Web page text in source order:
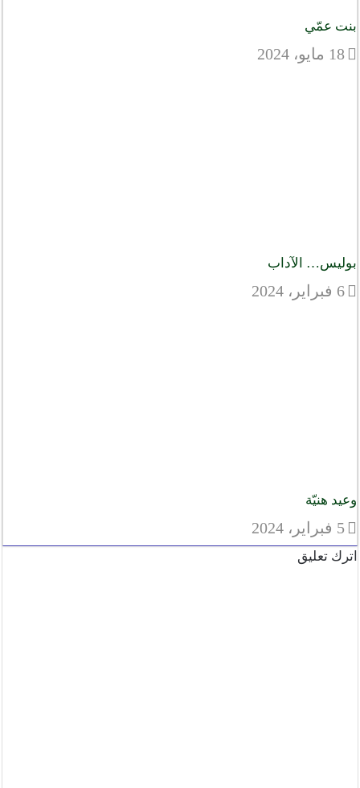
بنت عمّي
18 مايو، 2024
بوليس… الآداب
6 فبراير، 2024
وعيد هنيّة
5 فبراير، 2024
اترك تعليق